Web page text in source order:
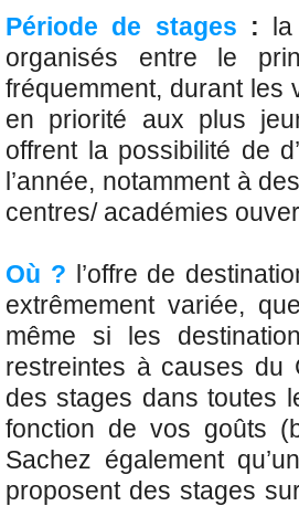
Période de stages :
organisés entre le
fréquemment, durant les
en priorité aux plus
offrent la possibilité de
l’année, notamment à
centres/ académies
Où ? l’offre de
extrêmement variée,
même si les
restreintes à causes du
des stages dans toutes
fonction de vos goûts
Sachez également
proposent des stages